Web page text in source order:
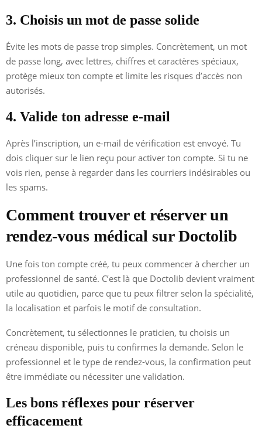
3. Choisis un mot de passe solide
Évite les mots de passe trop simples. Concrètement, un mot
de passe long, avec lettres, chiffres et caractères spéciaux,
protège mieux ton compte et limite les risques d’accès non
autorisés.
4. Valide ton adresse e-mail
Après l’inscription, un e-mail de vérification est envoyé. Tu
dois cliquer sur le lien reçu pour activer ton compte. Si tu ne
vois rien, pense à regarder dans les courriers indésirables ou
les spams.
Comment trouver et réserver un
rendez-vous médical sur Doctolib
Une fois ton compte créé, tu peux commencer à chercher un
professionnel de santé. C’est là que Doctolib devient vraiment
utile au quotidien, parce que tu peux filtrer selon la spécialité,
la localisation et parfois le motif de consultation.
Concrètement, tu sélectionnes le praticien, tu choisis un
créneau disponible, puis tu confirmes la demande. Selon le
professionnel et le type de rendez-vous, la confirmation peut
être immédiate ou nécessiter une validation.
Les bons réflexes pour réserver
efficacement